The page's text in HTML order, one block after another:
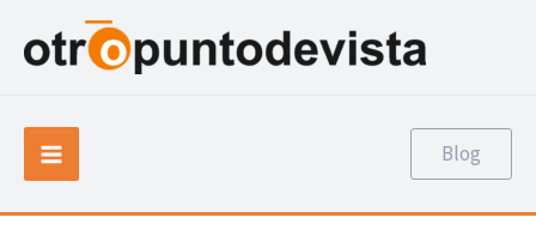
Main
Menu
Blog